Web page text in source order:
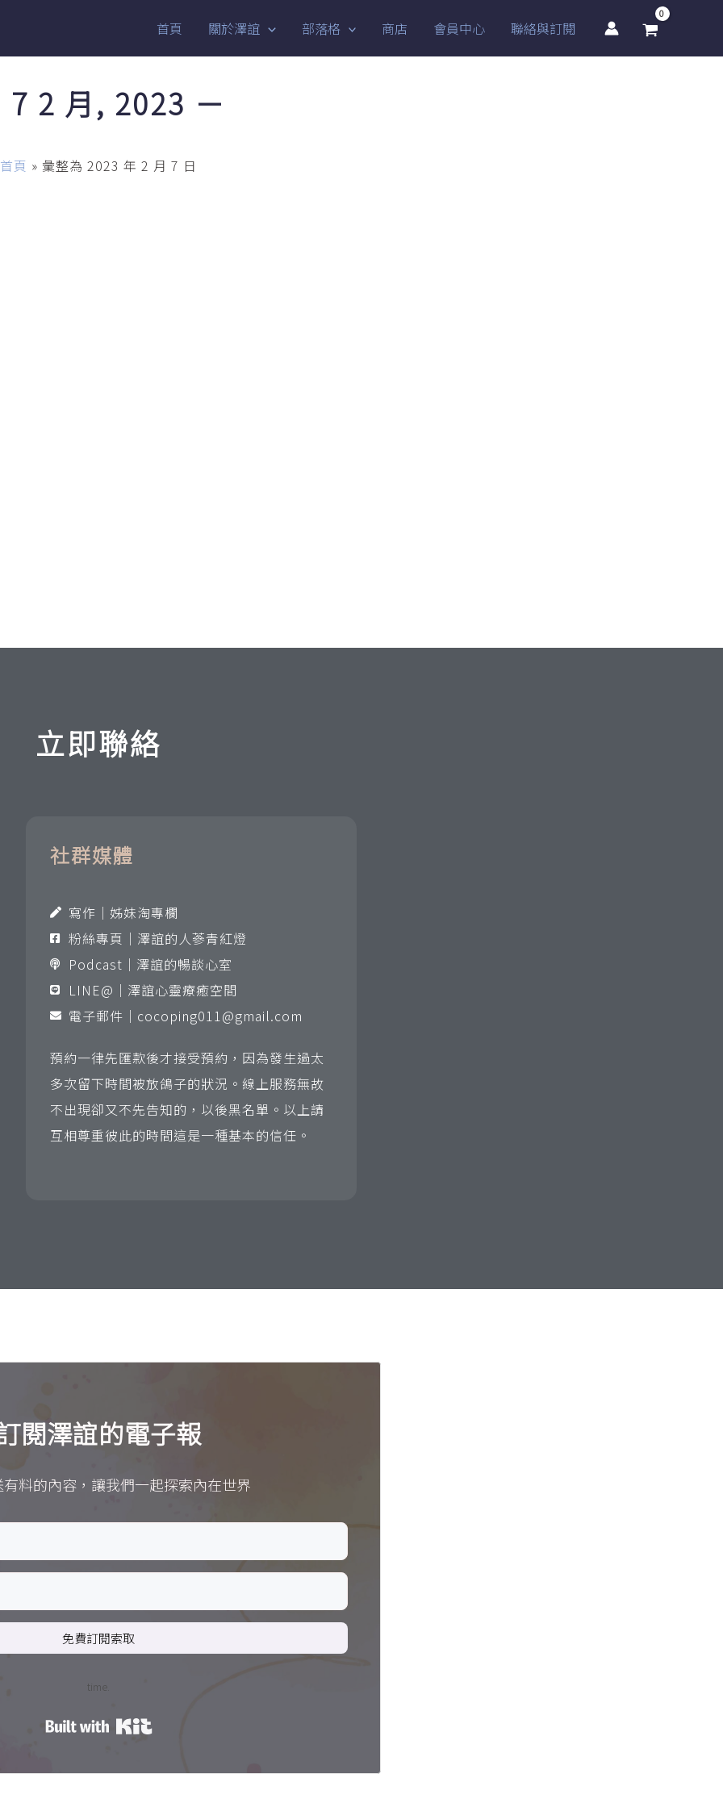
首頁 關於澤誼 部落格 商店 會員中心 聯絡與訂閱
7 2 月, 2023 －
首頁 » 彙整為 2023 年 2 月 7 日
立即聯絡
社群媒體
寫作｜姊妹淘專欄
粉絲專頁｜澤誼的人蔘青紅燈
Podcast｜澤誼的暢談心室
LINE@｜澤誼心靈療癒空間
電子郵件｜ cocoping011@gmail.com
預約一律先匯款後才接受預約，因為發生過太
多次留下時間被放鴿子的狀況。線上服務無故
不出現卻又不先告知的，以後黑名單。以上請
互相尊重彼此的時間這是一種基本的信任。
閱澤誼的電子報
料的內容，讓我們一起探索內在世界
免費訂閱索取
time.
Built with Kit